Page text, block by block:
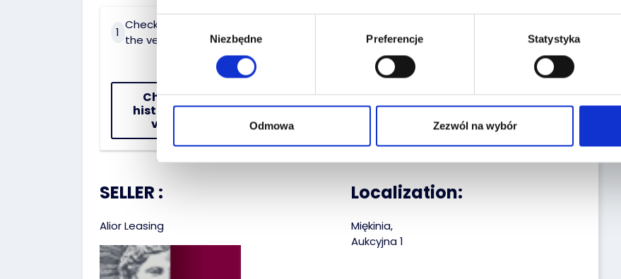
Wybór
zgody
Niezbędne Preferencje Statystyka
Odmowa Zezwól na wybór
1
Check the history of
the vehicle
Check the
history of the
vehicle
Reg. No.:
VIN No.:
WMA06XZZ1KP125689
28.03.2019
SELLER :
Alior Leasing
Localization:
Miękinia,
Aukcyjna 1